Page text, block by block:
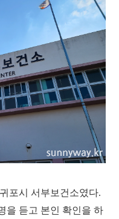
포시 서부보건소였다.
을 듣고 본인 확인을 하